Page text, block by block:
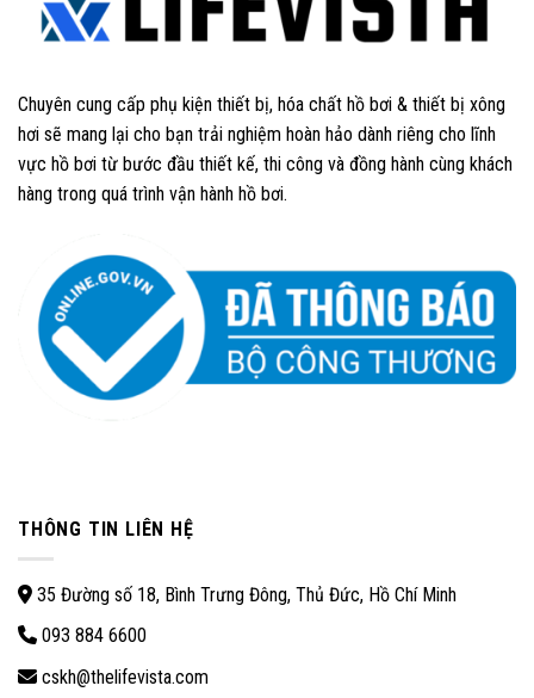
Chuyên cung cấp phụ kiện thiết bị, hóa chất hồ bơi & thiết bị xông
hơi sẽ mang lại cho bạn trải nghiệm hoàn hảo dành riêng cho lĩnh
vực hồ bơi từ bước đầu thiết kế, thi công và đồng hành cùng khách
hàng trong quá trình vận hành hồ bơi.
THÔNG TIN LIÊN HỆ
35 Đường số 18, Bình Trưng Đông, Thủ Đức, Hồ Chí Minh
093 884 6600
cskh@thelifevista.com